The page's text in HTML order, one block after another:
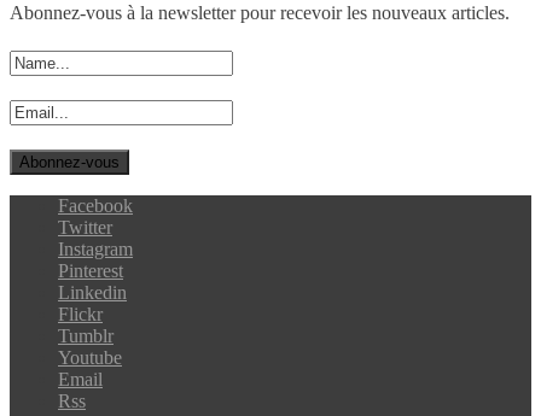
Abonnez-vous à la newsletter pour recevoir les nouveaux articles.
Facebook
Twitter
Instagram
Pinterest
Linkedin
Flickr
Tumblr
Youtube
Email
Rss